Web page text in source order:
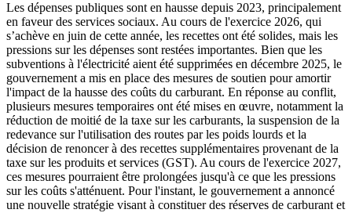
Les dépenses publiques sont en hausse depuis 2023, principalement
en faveur des services sociaux. Au cours de l'exercice 2026, qui
s’achève en juin de cette année, les recettes ont été solides, mais les
pressions sur les dépenses sont restées importantes. Bien que les
subventions à l'électricité aient été supprimées en décembre 2025, le
gouvernement a mis en place des mesures de soutien pour amortir
l'impact de la hausse des coûts du carburant. En réponse au conflit,
plusieurs mesures temporaires ont été mises en œuvre, notamment la
réduction de moitié de la taxe sur les carburants, la suspension de la
redevance sur l'utilisation des routes par les poids lourds et la
décision de renoncer à des recettes supplémentaires provenant de la
taxe sur les produits et services (GST). Au cours de l'exercice 2027,
ces mesures pourraient être prolongées jusqu'à ce que les pressions
sur les coûts s'atténuent. Pour l'instant, le gouvernement a annoncé
une nouvelle stratégie visant à constituer des réserves de carburant et